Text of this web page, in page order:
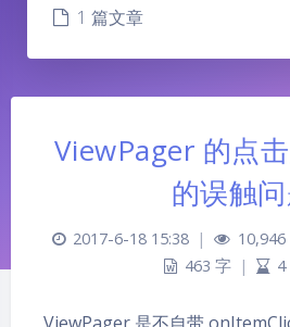
夜间模式
1 篇文章
ViewPager 的点
的误触
2017-6-18 15:38 | 10,946
463 字 | 4